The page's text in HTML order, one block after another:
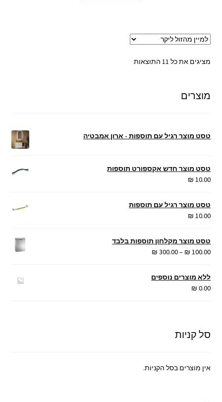
מציגים את כל ⁦11⁩ התוצאות
ממוין
מוצרים
טסט מוצר רגיל עם תוספות - ארון אמבטיה
טסט מוצר חדש אקספורט תוספות
₪ 10.00
טסט מוצר רגיל עם תוספות
₪ 10.00
טסט מוצר מקלחון תוספות בלבד
₪ 100.00
–
₪ 300.00
טווח
ללא מוצרים נוספים
₪ 0.00
סל קניות
אין מוצרים בסל הקניות.